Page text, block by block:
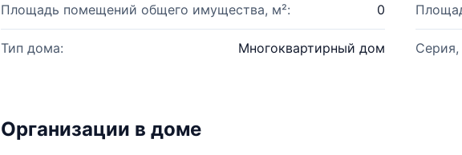
Площадь помещений общего имущества, м²: 0
Тип дома: Многоквартирный дом Серия,
Организации в доме